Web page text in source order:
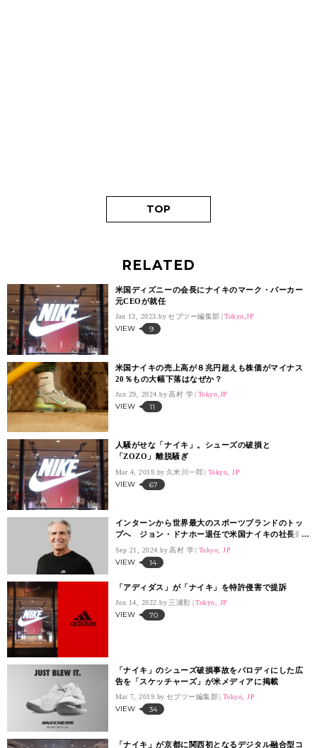
TOP
RELATED
米国ディズニーの会長にナイキのマーク・パーカー
元CEOが就任
Jan 13, 2023. セブツー編集部 Tokyo,JP
VIEW 9
米国ナイキの売上高が８兆円超えも株価がマイナス
20％もの大幅下落はなぜか？
Jun 29, 2024. 高村 学 Tokyo,JP
VIEW 11
人騒がせな「ナイキ」。シューズの破損と
「ZOZO」離脱騒ぎ
Mar 4, 2019. 久米川一郎 Tokyo, JP
VIEW 67
インターンから世界最大のスポーツブランドのトッ
プへ ジョン・ドナホー退任で米国ナイキの社長兼
CEOにエリオット・ヒルが就任
Sep 21, 2024. 高村 学 Tokyo, JP
VIEW 14
「アディダス」が「ナイキ」を特許侵害で提訴
Jun 14, 2022. 三浦彰 Tokyo, JP
VIEW 70
「ナイキ」のシューズ破損事故をパロディにした広
告を「スケッチャーズ」が米メディアに掲載
Mar 7, 2019. セブツー編集部 Tokyo, JP
VIEW 34
「ナイキ」が京都に関西初となるデジタル融合型コ